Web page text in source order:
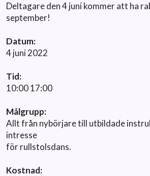
Deltagare den 4 juni kommer att ha
september!
Datum:
4 juni 2022
Tid:
10:00 17:00
Målgrupp:
Allt från nybörjare till utbildade
intresse
för rullstolsdans.
Kostnad: